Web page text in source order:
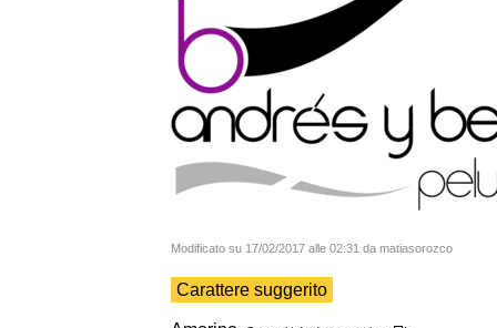
Modificato su 17/02/2017 alle 02:31 da matiasorozco
Carattere suggerito